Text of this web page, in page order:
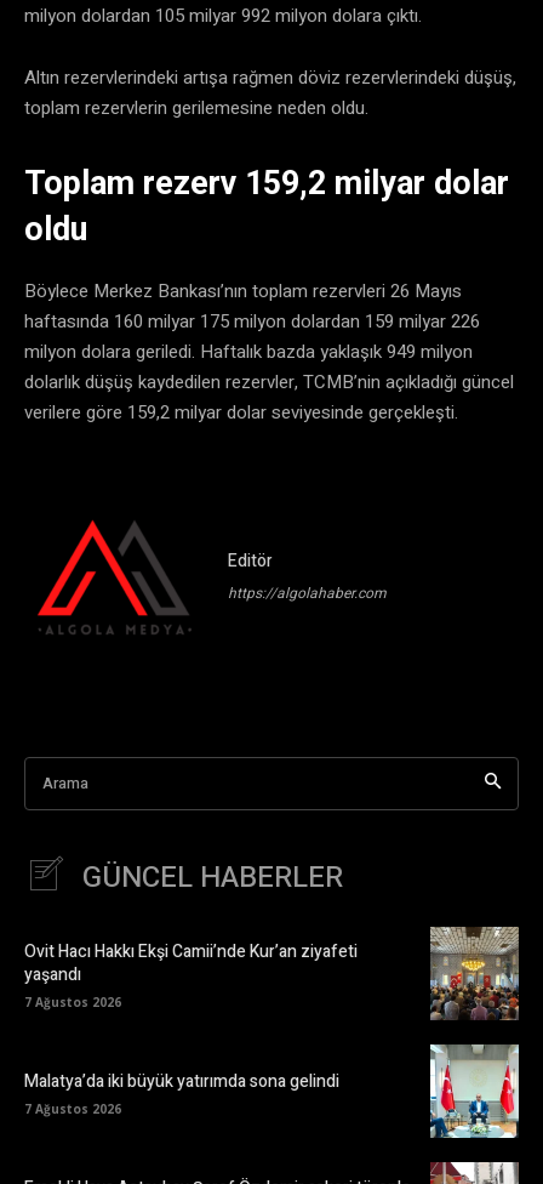
milyon dolardan 105 milyar 992 milyon dolara çıktı.
Altın rezervlerindeki artışa rağmen döviz rezervlerindeki düşüş,
toplam rezervlerin gerilemesine neden oldu.
Toplam rezerv 159,2 milyar dolar
oldu
Böylece Merkez Bankası’nın toplam rezervleri 26 Mayıs
haftasında 160 milyar 175 milyon dolardan 159 milyar 226
milyon dolara geriledi. Haftalık bazda yaklaşık 949 milyon
dolarlık düşüş kaydedilen rezervler, TCMB’nin açıkladığı güncel
verilere göre 159,2 milyar dolar seviyesinde gerçekleşti.
Editör
https://algolahaber.com
Arama
GÜNCEL HABERLER
Ovit Hacı Hakkı Ekşi Camii’nde Kur’an ziyafeti
yaşandı
7 Ağustos 2026
Malatya’da iki büyük yatırımda sona gelindi
7 Ağustos 2026